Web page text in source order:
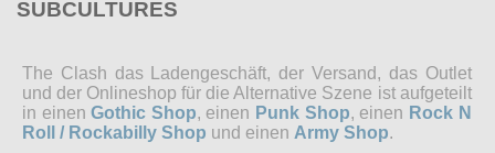
SUBCULTURES
The Clash das Ladengeschäft, der Versand, das Outlet
und der Onlineshop für die Alternative Szene ist aufgeteilt
in einenGothic Shop, einen Punk Shop, einen Rock N
Roll / Rockabilly Shop und einen Army Shop.